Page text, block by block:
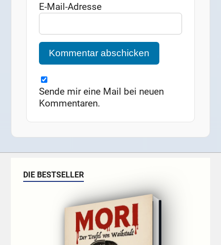
E-Mail-Adresse
Sende mir eine Mail bei neuen
Kommentaren.
DIE BESTSELLER